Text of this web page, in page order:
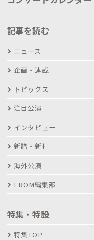
記事を読む
ニュース
企画・連載
トピックス
注目公演
インタビュー
新譜・新刊
海外公演
FROM編集部
特集・特設
特集TOP